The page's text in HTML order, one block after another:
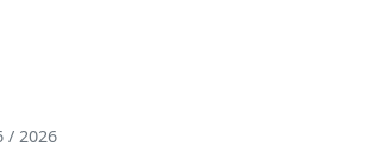
/ 2026